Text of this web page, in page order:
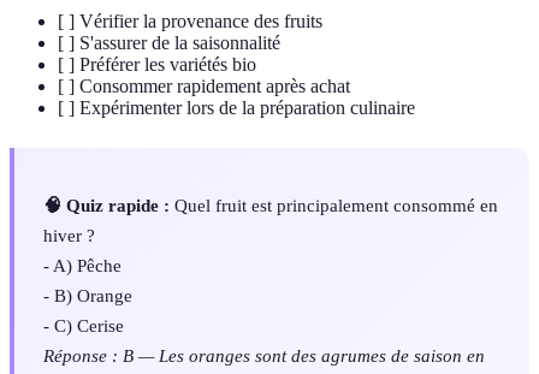
[ ] Vérifier la provenance des fruits
[ ] S'assurer de la saisonnalité
[ ] Préférer les variétés bio‌
[ ] Consommer rapidement après achat
[ ] Expérimenter lors de la préparation culinaire
🧠 Quiz rapide : Quel fruit est principalement consommé en
hiver ?
- A) Pêche
- B) Orange
- C) Cerise
Réponse : B — Les oranges sont des agrumes de saison en